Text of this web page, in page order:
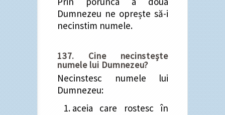
Dumnezeu ne oprește să-i
necinstim numele.
137. Cine necinstește
numele lui Dumnezeu?
Necinstesc numele lui
Dumnezeu:
aceia care rostesc în